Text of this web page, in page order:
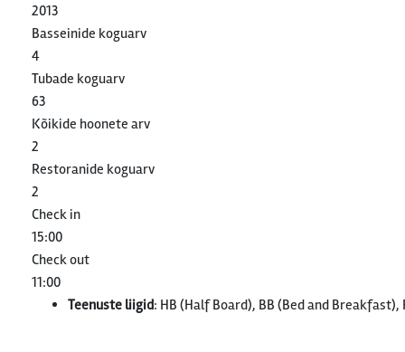
2013
Basseinide koguarv
4
Tubade koguarv
63
Kõikide hoonete arv
2
Restoranide koguarv
2
Check in
15:00
Check out
11:00
Teenuste liigid: HB (Half Board), BB (Bed and Breakfast),